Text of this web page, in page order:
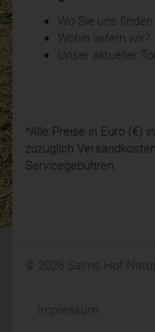
Wo Sie uns finden
Wohin liefern wir?
Unser aktueller
*Alle Preise in Euro (€)
zuzüglich
Servicegebühren.
© 2026 Salms Hof
Impressum